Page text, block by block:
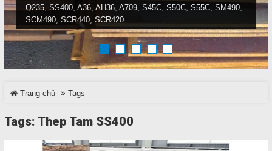
Q235, SS400, A36, AH36, A709, S45C, S50C, S55C, SM490,
SCM490, SCR440, SCR420...
Trang chủ Tags
Tags: Thep Tam SS400
Đóng
TRÊN MẠNG XÃ HỘI
Facebook
Google